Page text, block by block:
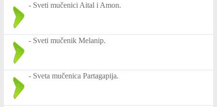
- Sveti mučenici Aital i Amon.
- Sveti mučenik Melanip.
- Sveta mučenica Partagapija.